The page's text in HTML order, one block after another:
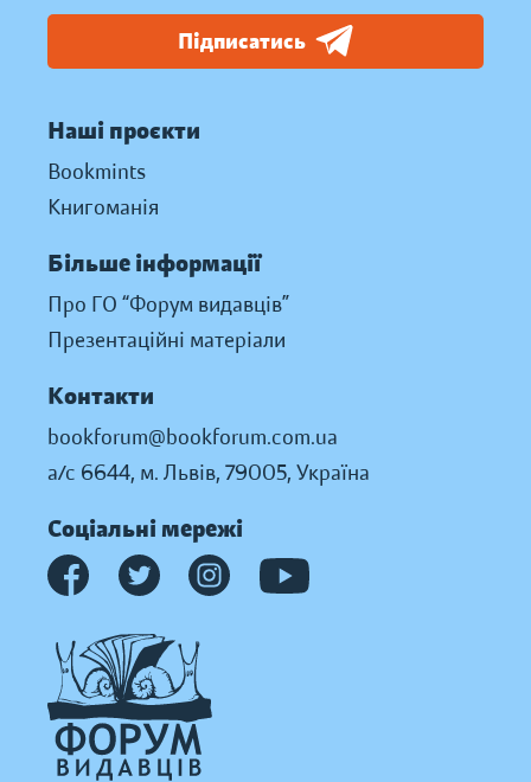
Підписатись
Наші проєкти
Bookmints
Книгоманія
Більше інформації
Про ГО “Форум видавців”
Презентаційні матеріали
Контакти
bookforum@bookforum.com.ua
а/с 6644, м. Львів, 79005, Україна
Соціальні мережі